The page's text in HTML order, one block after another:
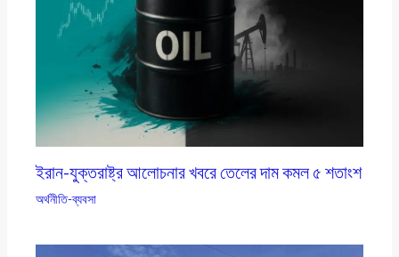
ইরান-যুক্তরাষ্ট্র আলোচনার খবরে তেলের দাম কমল ৫ শতাংশ
অর্থনীতি-ব্যবসা